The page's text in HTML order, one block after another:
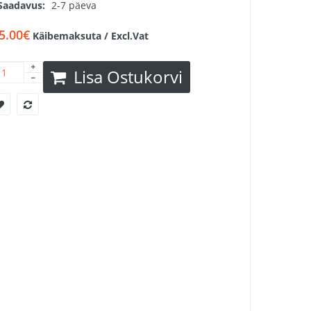
2-7 päeva
Käibemaksuta / Excl.Vat
Lisa Ostukorvi